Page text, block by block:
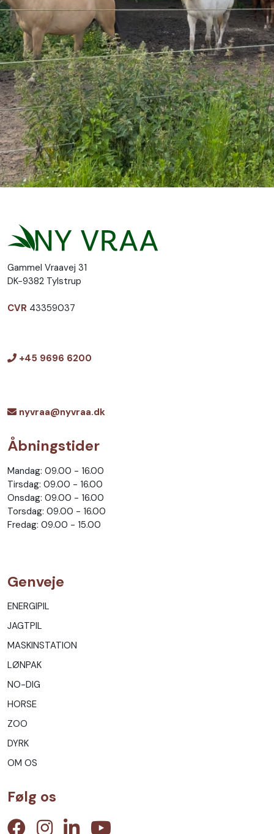
Gammel Vraavej 31
DK-9382 Tylstrup
CVR 43359037
+45 9696 6200
nyvraa@nyvraa.dk
Åbningstider
Mandag: 09.00 - 16.00
Tirsdag: 09.00 - 16.00
Onsdag: 09.00 - 16.00
Torsdag: 09.00 - 16.00
Fredag: 09.00 - 15.00
Genveje
ENERGIPIL
JAGTPIL
MASKINSTATION
LØNPAK
NO-DIG
HORSE
ZOO
DYRK
OM OS
Følg os